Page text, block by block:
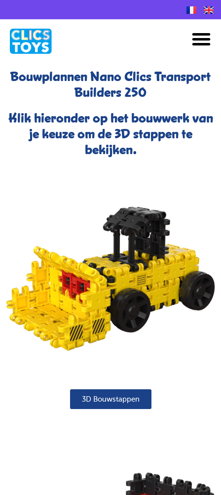
inhoud
Bouwplannen Nano Clics Transport
Builders 250
Klik hieronder op het bouwwerk van
je keuze om de 3D stappen te
bekijken.​
3D Bouwstappen